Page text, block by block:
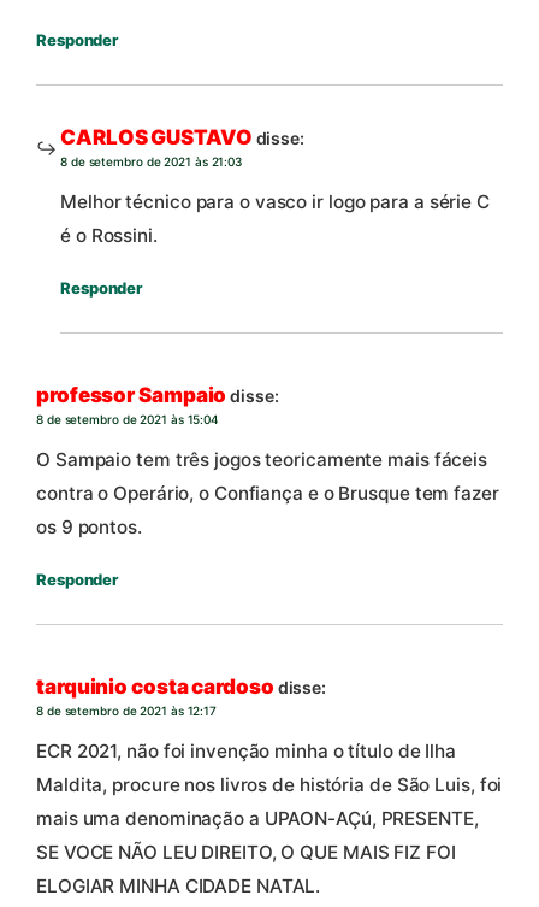
Responder
CARLOS GUSTAVO disse:
8 de setembro de 2021 às 21:03
Melhor técnico para o vasco ir logo para a série C
é o Rossini.
Responder
professor Sampaio disse:
8 de setembro de 2021 às 15:04
O Sampaio tem três jogos teoricamente mais fáceis
contra o Operário, o Confiança e o Brusque tem fazer
os 9 pontos.
Responder
tarquinio costa cardoso disse:
8 de setembro de 2021 às 12:17
ECR 2021, não foi invenção minha o título de Ilha
Maldita, procure nos livros de história de São Luis, foi
mais uma denominação a UPAON-AÇú, PRESENTE,
SE VOCE NÃO LEU DIREITO, O QUE MAIS FIZ FOI
ELOGIAR MINHA CIDADE NATAL.